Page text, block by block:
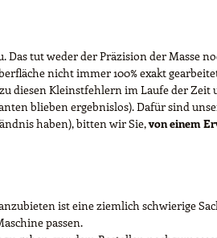
tut weder der Präzision der Masse
nicht immer 100% exakt
diesen Kleinstfehlern im Laufe der
blieben ergebnislos). Dafür sind
haben), bitten wir Sie,von einem
ist eine ziemlich schwierige
passen.